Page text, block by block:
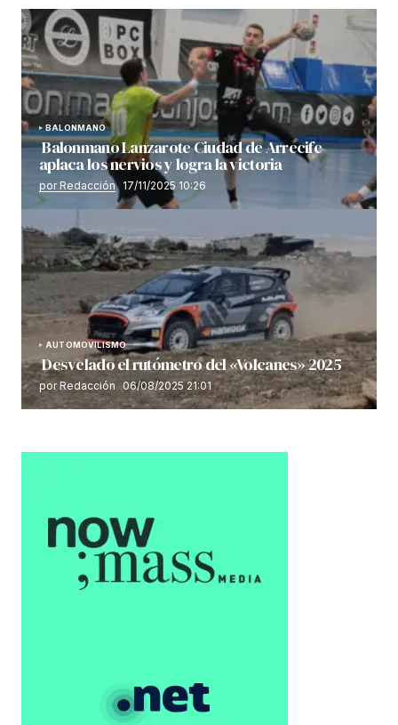
BALONMANO
Balonmano Lanzarote Ciudad de Arrecife
aplaca los nervios y logra la victoria
por Redacción 17/11/2025 10:26
AUTOMOVILISMO
Desvelado el rutómetro del «Volcanes» 2025
por Redacción 06/08/2025 21:01